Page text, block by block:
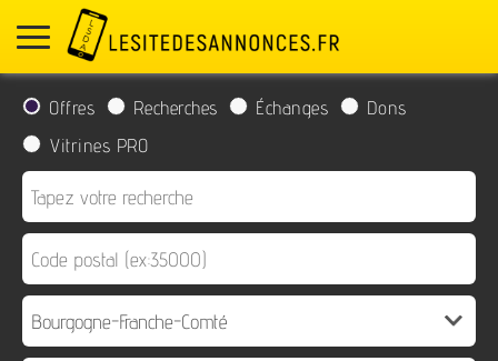
Offres Recherches Échanges
Dons
Vitrines PRO